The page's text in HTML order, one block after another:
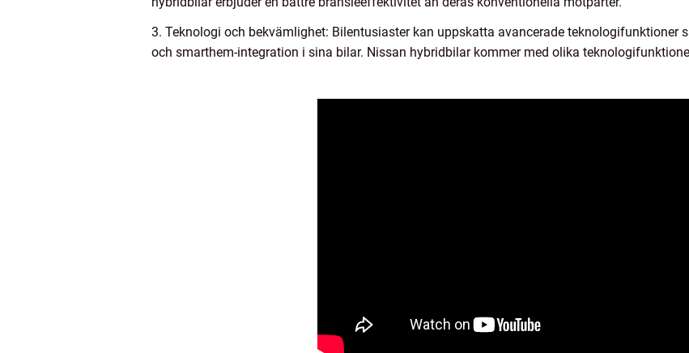
3. Teknologi och bekvämlighet: Bilentusiaster kan uppskatta avancerade teknologifunktioner
och smarthem-integration i sina bilar. Nissan hybridbilar kommer med olika